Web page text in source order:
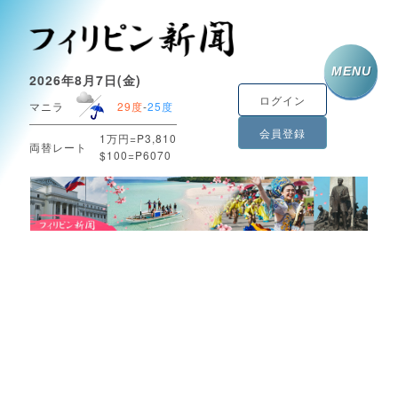
2026年8月7日(金)
マニラ 29度-25度
両替レート
1万円=P3,810
$100=P6070
ログイン
会員登録
MENU